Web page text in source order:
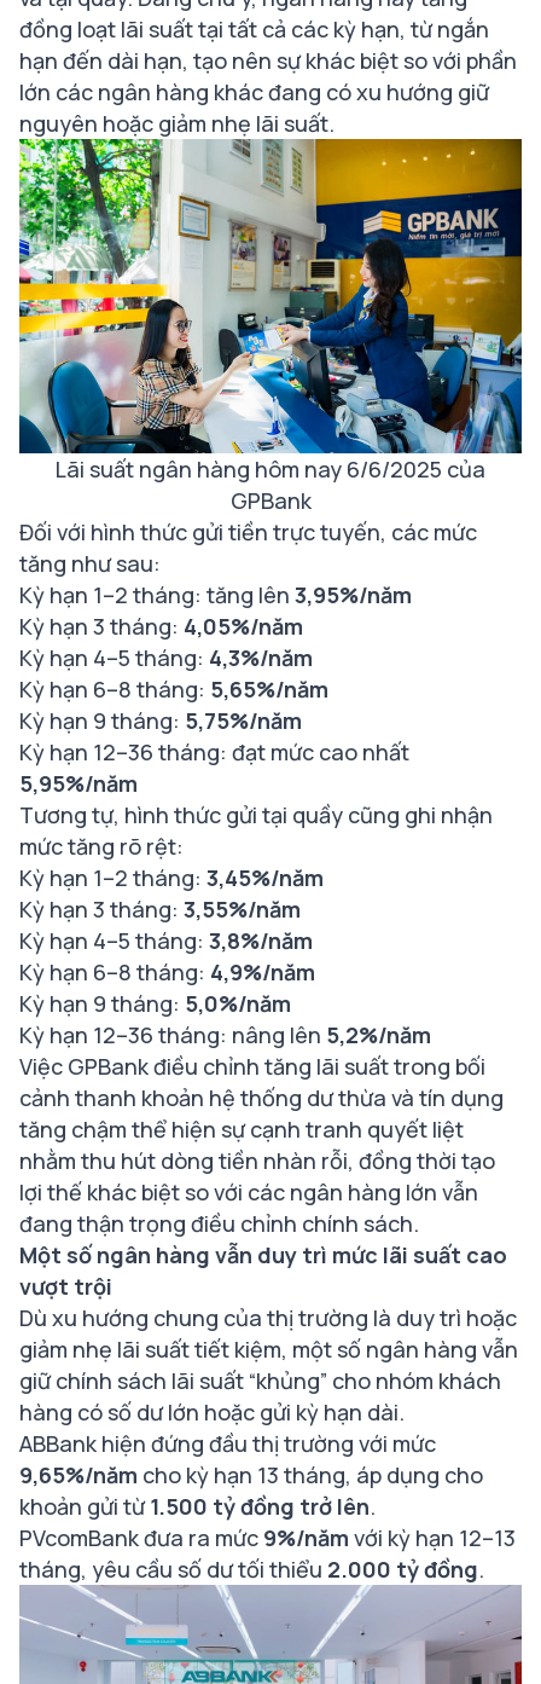
đồng loạt lãi suất tại tất cả các kỳ hạn, từ ngắn
hạn đến dài hạn, tạo nên sự khác biệt so với phần
lớn các ngân hàng khác đang có xu hướng giữ
nguyên hoặc giảm nhẹ lãi suất.
Lãi suất ngân hàng hôm nay 6/6/2025 của
GPBank
Đối với hình thức gửi tiền trực tuyến, các mức
tăng như sau:
Kỳ hạn 1–2 tháng: tăng lên 3,95%/năm
Kỳ hạn 3 tháng: 4,05%/năm
Kỳ hạn 4–5 tháng: 4,3%/năm
Kỳ hạn 6–8 tháng: 5,65%/năm
Kỳ hạn 9 tháng: 5,75%/năm
Kỳ hạn 12–36 tháng: đạt mức cao nhất
5,95%/năm
Tương tự, hình thức gửi tại quầy cũng ghi nhận
mức tăng rõ rệt:
Kỳ hạn 1–2 tháng: 3,45%/năm
Kỳ hạn 3 tháng: 3,55%/năm
Kỳ hạn 4–5 tháng: 3,8%/năm
Kỳ hạn 6–8 tháng: 4,9%/năm
Kỳ hạn 9 tháng: 5,0%/năm
Kỳ hạn 12–36 tháng: nâng lên 5,2%/năm
Việc GPBank điều chỉnh tăng lãi suất trong bối
cảnh thanh khoản hệ thống dư thừa và tín dụng
tăng chậm thể hiện sự cạnh tranh quyết liệt
nhằm thu hút dòng tiền nhàn rỗi, đồng thời tạo
lợi thế khác biệt so với các ngân hàng lớn vẫn
đang thận trọng điều chỉnh chính sách.
Một số ngân hàng vẫn duy trì mức lãi suất cao
vượt trội
Dù xu hướng chung của thị trường là duy trì hoặc
giảm nhẹ lãi suất tiết kiệm, một số ngân hàng vẫn
giữ chính sách lãi suất “khủng” cho nhóm khách
hàng có số dư lớn hoặc gửi kỳ hạn dài.
ABBank hiện đứng đầu thị trường với mức
9,65%/năm cho kỳ hạn 13 tháng, áp dụng cho
khoản gửi từ1.500 tỷ đồng trở lên.
PVcomBank đưa ra mức 9%/năm với kỳ hạn 12–13
tháng, yêu cầu số dư tối thiểu 2.000 tỷ đồng.